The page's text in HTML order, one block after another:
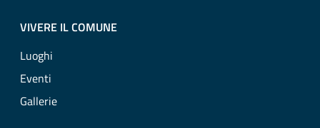
VIVERE IL COMUNE
Luoghi
Eventi
Gallerie